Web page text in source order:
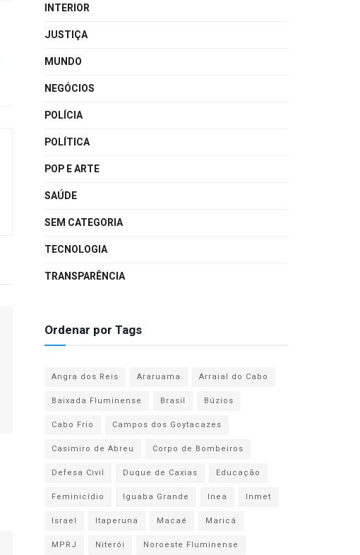
INTERIOR
JUSTIÇA
MUNDO
NEGÓCIOS
POLÍCIA
POLÍTICA
POP E ARTE
SAÚDE
SEM CATEGORIA
TECNOLOGIA
TRANSPARÊNCIA
Ordenar por Tags
Angra dos Reis Araruama
Arraial do Cabo
Baixada Fluminense
Brasil
Búzios
Cabo Frio
Campos dos Goytacazes
Casimiro de Abreu
Corpo de Bombeiros
Defesa Civil
Duque de Caxias
Educação
Feminicídio
Iguaba Grande Inea
Inmet
Israel
Itaperuna Macaé
Maricá
MPRJ
Niterói
Noroeste Fluminense